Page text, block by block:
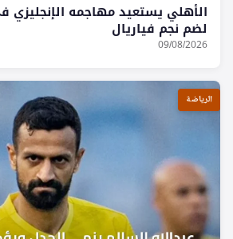
الأهلي يستعيد مهاجمه الإنجليزي
لضم نجم فياريال
09/08/2026
الرياضة